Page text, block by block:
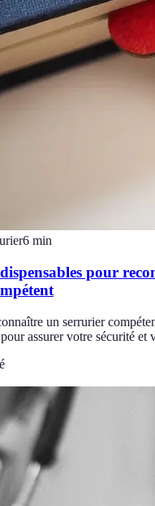
6 min
pour
un serrurier
assurer votre sécurité et